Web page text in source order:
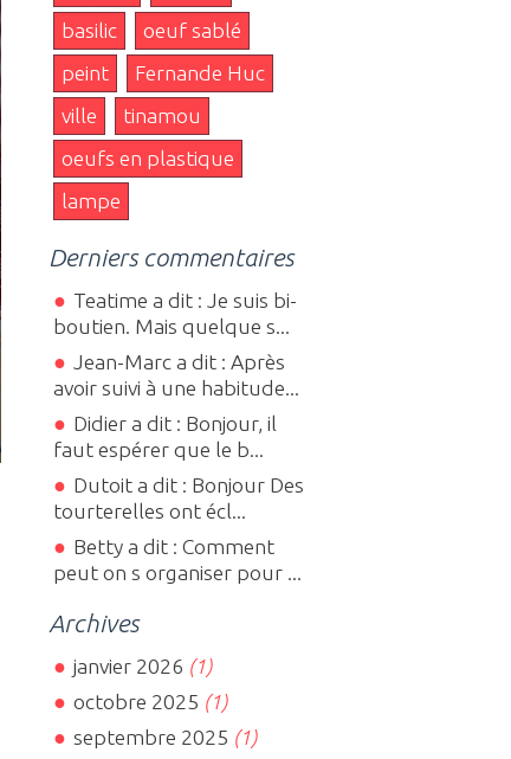
basilic
oeuf sablé
peint
Fernande Huc
ville
tinamou
oeufs en plastique
lampe
Derniers commentaires
Teatime a dit : Je suis bi-
boutien. Mais quelque s...
Jean-Marc a dit : Après
avoir suivi à une habitude...
Didier a dit : Bonjour, il
faut espérer que le b...
Dutoit a dit : Bonjour Des
tourterelles ont écl...
Betty a dit : Comment
peut on s organiser pour ...
Archives
janvier 2026 (1)
octobre 2025 (1)
septembre 2025 (1)